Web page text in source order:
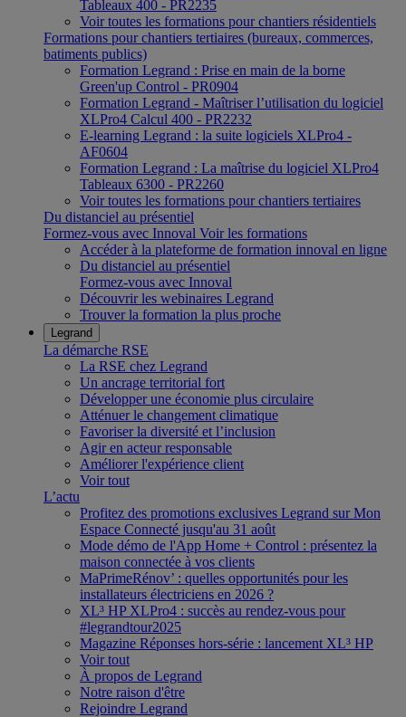
Tableaux 400 - PR2235
Voir toutes les formations pour chantiers résidentiels
Formations pour chantiers tertiaires (bureaux, commerces,
batiments publics)
Formation Legrand : Prise en main de la borne
Green'up Control - PR0904
Formation Legrand - Maîtriser l’utilisation du logiciel
XLPro4 Calcul 400 - PR2232
E-learning Legrand : la suite logiciels XLPro4 -
AF0604
Formation Legrand : La maîtrise du logiciel XLPro4
Tableaux 6300 - PR2260
Voir toutes les formations pour chantiers tertiaires
Du distanciel au présentiel
Formez-vous avec Innoval Voir les formations
Accéder à la plateforme de formation innoval en ligne
Du distanciel au présentiel
Formez-vous avec Innoval
Découvrir les webinaires Legrand
Trouver la formation la plus proche
Legrand
La démarche RSE
La RSE chez Legrand
Un ancrage territorial fort
Développer une économie plus circulaire
Atténuer le changement climatique
Favoriser la diversité et l’inclusion
Agir en acteur responsable
Améliorer l'expérience client
Voir tout
L’actu
Profitez des promotions exclusives Legrand sur Mon
Espace Connecté jusqu'au 31 août
Mode démo de l'App Home + Control : présentez la
maison connectée à vos clients
MaPrimeRénov’ : quelles opportunités pour les
installateurs électriciens en 2026 ?
XL³ HP XLPro4 : succès au rendez-vous pour
#legrandtour2025
Magazine Réponses hors-série : lancement XL³ HP
Voir tout
À propos de Legrand
Notre raison d'être
Rejoindre Legrand